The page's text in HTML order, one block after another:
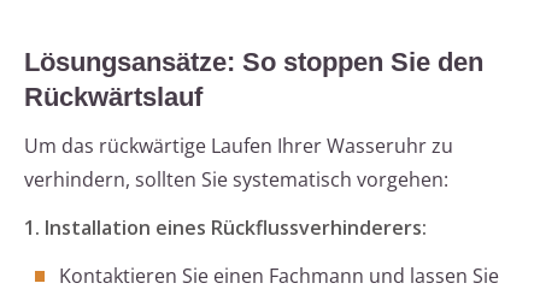
Lösungsansätze: So stoppen Sie den
Rückwärtslauf
Um das rückwärtige Laufen Ihrer Wasseruhr zu
verhindern, sollten Sie systematisch vorgehen:
1. Installation eines Rückflussverhinderers:
Kontaktieren Sie einen Fachmann und lassen Sie